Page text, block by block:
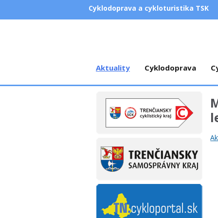
Cyklodoprava a cykloturistika TSK
Aktuality Cyklodoprava